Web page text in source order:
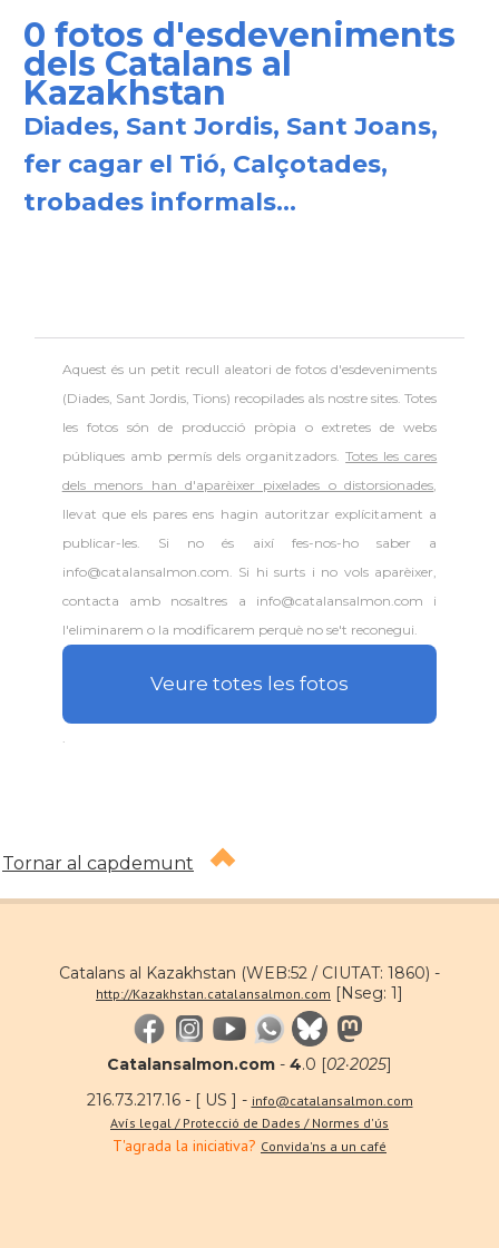
0 fotos d'esdeveniments
dels Catalans al
Kazakhstan
Diades, Sant Jordis, Sant Joans,
fer cagar el Tió, Calçotades,
trobades informals...
Aquest és un petit recull aleatori defotos d'esdeveniments
(Diades, Sant Jordis, Tions) recopilades als nostre sites. Totes
les fotos són de producció pròpia o extretes de webs
públiques amb permís dels organitzadors.Totes les cares
dels menors han d'aparèixer pixelades o distorsionades,
llevat que els pares ens hagin autoritzar explícitament a
publicar-les. Si no és així fes-nos-ho saber a
info@catalansalmon.com. Si hi surts i no vols aparèixer,
contacta amb nosaltres a info@catalansalmon.com i
l'eliminarem o la modificarem perquè no se't reconegui.
Veure totes les fotos
Tornar al capdemunt
Catalans al Kazakhstan (WEB:52 / CIUTAT: 1860) -
http://Kazakhstan.catalansalmon.com [Nseg: 1]
Catalansalmon.com - 4.0 [02·2025]
216.73.217.16 - [ US ] - info@catalansalmon.com
Avís legal / Protecció de Dades / Normes d'ús
T'agrada la iniciativa? Convida'ns a un café